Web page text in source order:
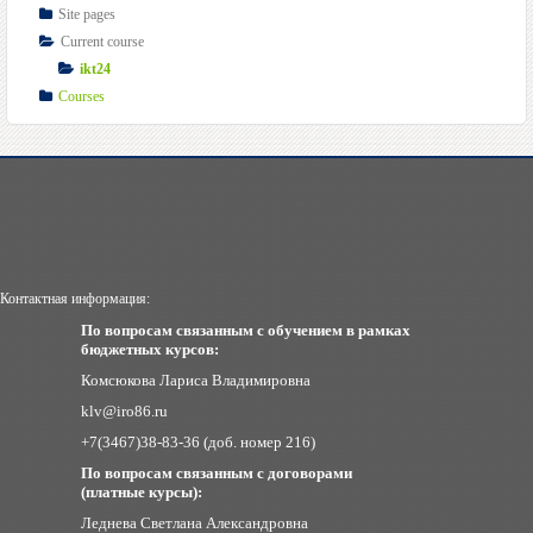
Site pages
Current course
ikt24
Courses
Контактная информация:
По вопросам связанным с обучением в рамках
бюджетных курсов:
Комсюкова Лариса Владимировна
klv@iro86.ru
+7(3467)38-83-36 (доб. номер 216)
По вопросам связанным с договорами
(платные курсы):
Леднева Светлана Александровна